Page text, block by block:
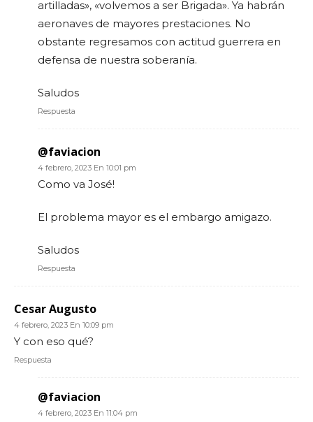
artilladas», «volvemos a ser Brigada». Ya habrán
aeronaves de mayores prestaciones. No
obstante regresamos con actitud guerrera en
defensa de nuestra soberanía.
Saludos
Respuesta
@faviacion
4 febrero, 2023 En 10:01 pm
Como va José!
El problema mayor es el embargo amigazo.
Saludos
Respuesta
Cesar Augusto
4 febrero, 2023 En 10:09 pm
Y con eso qué?
Respuesta
@faviacion
4 febrero, 2023 En 11:04 pm